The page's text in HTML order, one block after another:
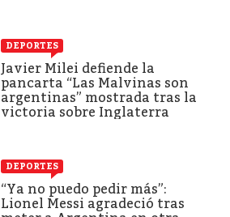
DEPORTES
Javier Milei defiende la
pancarta “Las Malvinas son
argentinas” mostrada tras la
victoria sobre Inglaterra
DEPORTES
“Ya no puedo pedir más”:
Lionel Messi agradeció tras